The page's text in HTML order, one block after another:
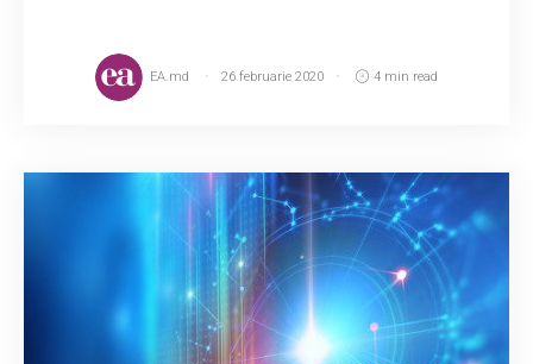
EA.md 26 februarie 2020 4 min read